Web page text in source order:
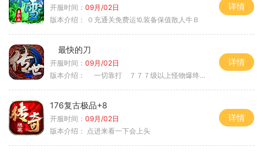
开服时间： 09月/02日
版本介绍：
０充通关免费运⒑装备保值散人牛Ｂ
详情
最快的刀
开服时间： 09月/02日
版本介绍：
一切靠打 ７７７级以上怪物爆终极
详情
176复古极品+8
开服时间： 09月/02日
版本介绍： 点进来看一下会上头
详情